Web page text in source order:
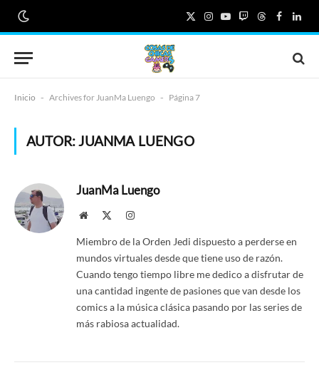
X
(Twitter)
Instagram
YouTube
TwitchThreads
Inicio - Archives for JuanMa Luengo - Página 7
AUTOR:JUANMA LUENGO
JuanMa Luengo
Website Instagram
Miembro de la Orden Jedi dispuesto a perderse en
mundos virtuales desde que tiene uso de razón.
Cuando tengo tiempo libre me dedico a disfrutar de
una cantidad ingente de pasiones que van desde los
comics a la música clásica pasando por las series de
más rabiosa actualidad.